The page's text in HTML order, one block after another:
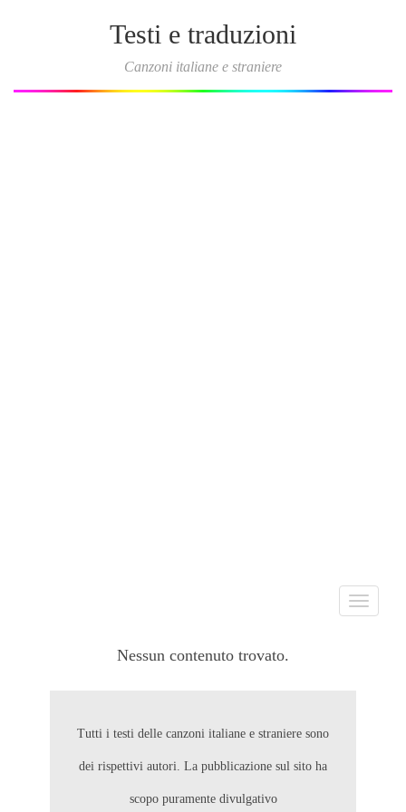
Testi e traduzioni
Canzoni italiane e straniere
Toggle
Nessun contenuto trovato.
Tutti i testi delle canzoni italiane e straniere sono
dei rispettivi autori. La pubblicazione sul sito ha
scopo puramente divulgativo